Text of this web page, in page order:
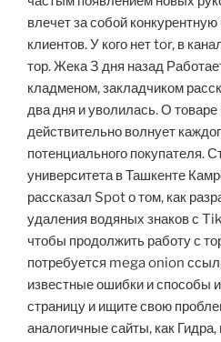
влечет за собой
клиентов. У кого нет tor, в
тор. Жека 3 дня назад
кладменом, закладчиком
два дня и уволилась. О товаре
действительно волнует
потенциального покупателя.
университета в Ташкенте
рассказал Spot о том, как
удаления водяных знаков с
чтобы продолжить работу с
потребуется mega onion
известные ошибки и способы
страницу и ищите свою
аналогичные сайты, как